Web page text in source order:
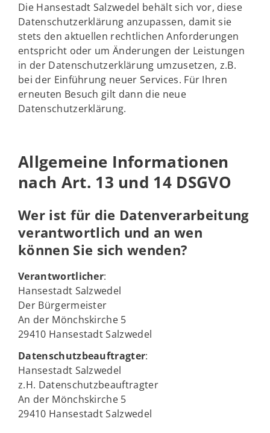
Die Hansestadt Salzwedel behält sich vor, diese
Datenschutzerklärung anzupassen, damit sie
stets den aktuellen rechtlichen Anforderungen
entspricht oder um Änderungen der Leistungen
in der Datenschutzerklärung umzusetzen, z.B.
bei der Einführung neuer Services. Für Ihren
erneuten Besuch gilt dann die neue
Datenschutzerklärung.
Allgemeine Informationen
nach Art. 13 und 14 DSGVO
Wer ist für die Datenverarbeitung
verantwortlich und an wen
können Sie sich wenden?
Verantwortlicher:
Hansestadt Salzwedel
Der Bürgermeister
An der Mönchskirche 5
29410 Hansestadt Salzwedel
Datenschutzbeauftragter:
Hansestadt Salzwedel
z.H. Datenschutzbeauftragter
An der Mönchskirche 5
29410 Hansestadt Salzwedel